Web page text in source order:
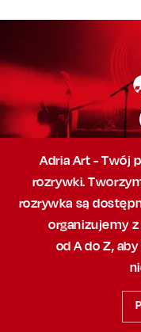
Adria Art - Twój
rozrywki.
rozrywka są
organizujemy z
od A do Z, aby